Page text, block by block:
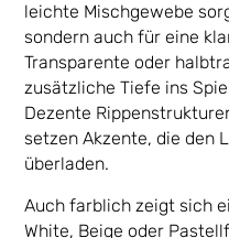
leichte Mischgewebe
sondern auch für eine
Transparente oder
zusätzliche Tiefe ins
Dezente
setzen Akzente, die den
überladen.
Auch farblich zeigt sich
White, Beige oder